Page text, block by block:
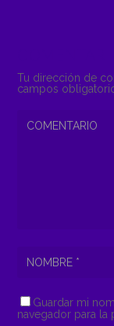
Tu dirección de
campos
Guardar mi
navegador para la